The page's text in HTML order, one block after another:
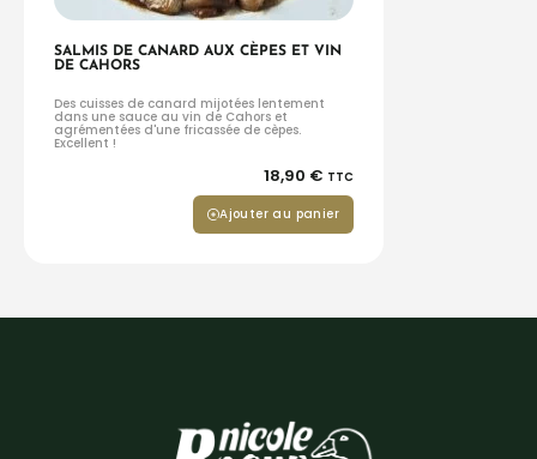
SALMIS DE CANARD AUX CÈPES ET VIN
DE CAHORS
Des cuisses de canard mijotées lentement
dans une sauce au vin de Cahors et
agrémentées d'une fricassée de cèpes.
Excellent !
18,90 € TTC
Ajouter au panier